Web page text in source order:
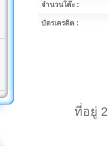
จำนวนโต๊ะ :
บัตรเครดิต :
ที่อยู่